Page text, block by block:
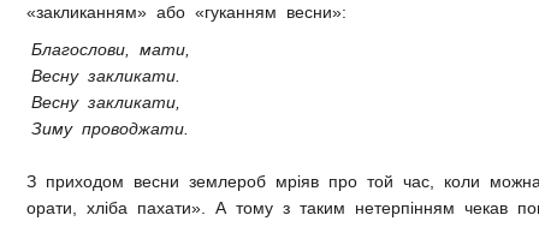
«закликанням» або «гуканням весни»:
Благослови, мати,
Весну закликати.
Весну закликати,
Зиму проводжати.
З приходом весни землероб мріяв про той час, коли
орати, хліба пахати». А тому з таким нетерпінням чекав